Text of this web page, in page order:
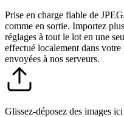
Prise en charge fiable de
comme en sortie. Importez
réglages à tout le lot en une
effectué localement dans
envoyées à nos serveurs.
Glissez-déposez des images ici